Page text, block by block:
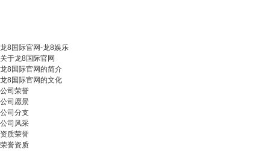
龙8国际官网-龙8娱乐
关于龙8国际官网
龙8国际官网的简介
龙8国际官网的文化
公司荣誉
公司愿景
公司分支
公司风采
资质荣誉
荣誉资质